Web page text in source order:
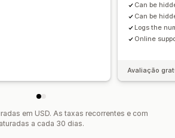
Can be
Can be
Logs the
Online
Avaliação
em USD. As taxas recorrentes e com
a cada 30 dias.